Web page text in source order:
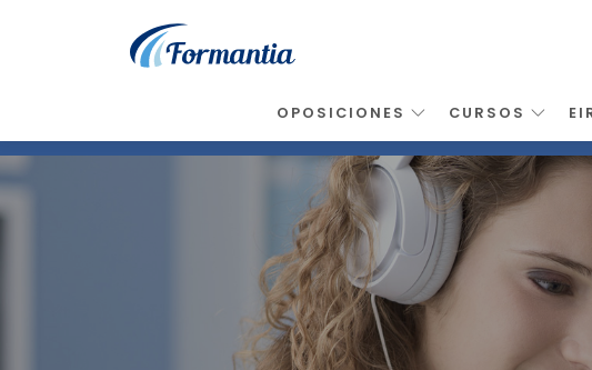
OPOSICIONES CURSOS